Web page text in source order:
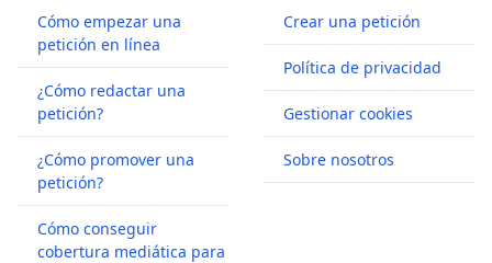
Cómo empezar una
petición en línea
¿Cómo redactar una
petición?
¿Cómo promover una
petición?
Cómo conseguir
cobertura mediática para
Crear una petición
Política de privacidad
Gestionar cookies
Sobre nosotros